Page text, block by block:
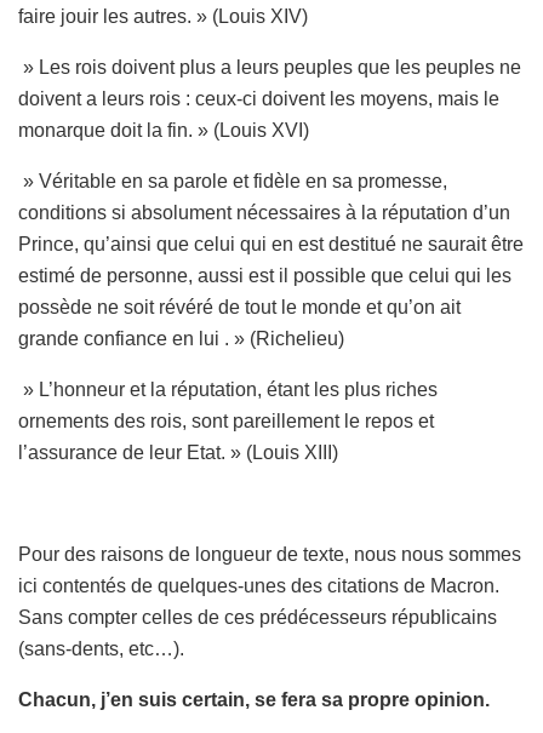
faire jouir les autres. » (Louis XIV)
» Les rois doivent plus a leurs peuples que les peuples ne
doivent a leurs rois : ceux-ci doivent les moyens, mais le
monarque doit la fin. » (Louis XVI)
» Véritable en sa parole et fidèle en sa promesse,
conditions si absolument nécessaires à la réputation d’un
Prince, qu’ainsi que celui qui en est destitué ne saurait être
estimé de personne, aussi est il possible que celui qui les
possède ne soit révéré de tout le monde et qu’on ait
grande confiance en lui . » (Richelieu)
» L’honneur et la réputation, étant les plus riches
ornements des rois, sont pareillement le repos et
l’assurance de leur Etat. » (Louis XIII)
Pour des raisons de longueur de texte, nous nous sommes
ici contentés de quelques-unes des citations de Macron.
Sans compter celles de ces prédécesseurs républicains
(sans-dents, etc…).
Chacun, j’en suis certain, se fera sa propre opinion.